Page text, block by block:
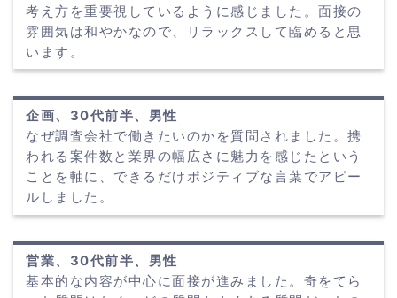
考え方を重要視しているように感じました。面接の
雰囲気は和やかなので、リラックスして臨めると思
います。
企画、30代前半、男性
なぜ調査会社で働きたいのかを質問されました。携
われる案件数と業界の幅広さに魅力を感じたという
ことを軸に、できるだけポジティブな言葉でアピー
ルしました。
営業、30代前半、男性
基本的な内容が中心に面接が進みました。奇をてら